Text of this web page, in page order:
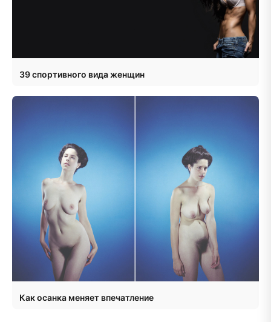
39 спортивного вида женщин
Как осанка меняет впечатление